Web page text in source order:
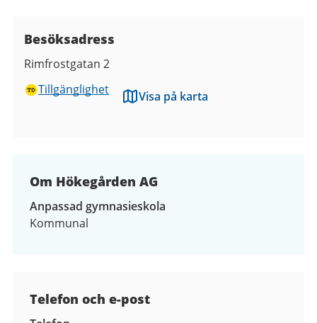
Besöksadress
Rimfrostgatan 2
Tillgänglighet
Visa på karta
Om Hökegården AG
Anpassad gymnasieskola
Kommunal
Telefon och e-post